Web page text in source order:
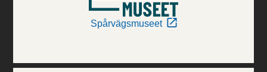
Spårvägsmuseet